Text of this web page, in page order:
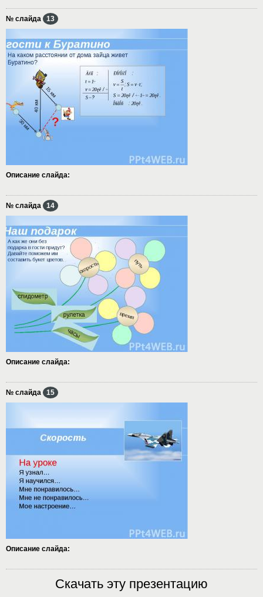
№ слайда 13
Описание слайда:
№ слайда 14
Описание слайда:
№ слайда 15
Описание слайда:
Скачать эту презентацию